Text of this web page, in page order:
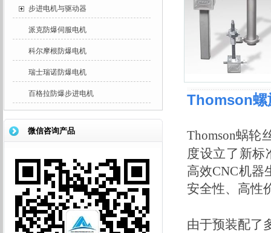
Thomson螺
Thomson蜗轮
度设立了新标
高效CNC机器
安全性、高性
由于预装配了
步进电机与驱动器
派克防爆伺服电机
科尔摩根防爆电机
瑞士瑞诺防爆电机
百格拉防爆步进电机
微信咨询产品